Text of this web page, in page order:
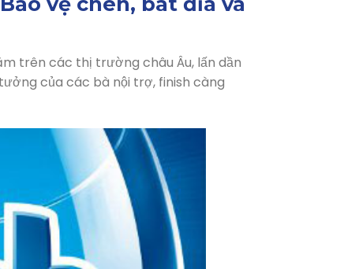
trên các thị trường châu Âu, lấn dần
của các bà nội trợ, finish càng